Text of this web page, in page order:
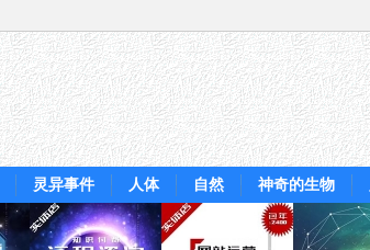
灵异事件 人体 自然 神奇的生物